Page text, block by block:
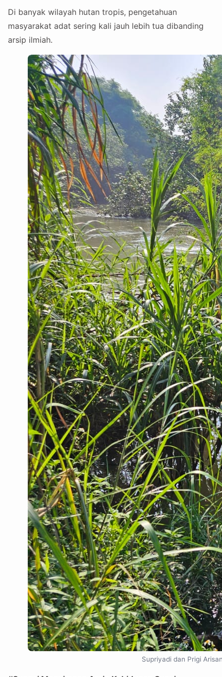
Di banyak wilayah hutan tropis, pengetahuan
masyarakat adat sering kali jauh lebih tua dibanding
arsip ilmiah.
Supriyadi dan Prigi